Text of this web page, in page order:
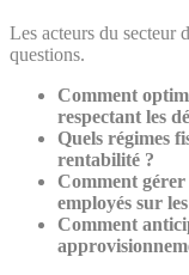
Les acteurs du secteur
questions.
Comment
respectant les
Quels régimes
rentabilité ?
Comment gérer
employés sur
Comment